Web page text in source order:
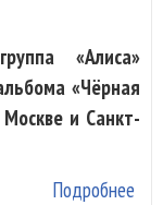
«Алиса»
«Чёрная
и Санкт-
Подробнее